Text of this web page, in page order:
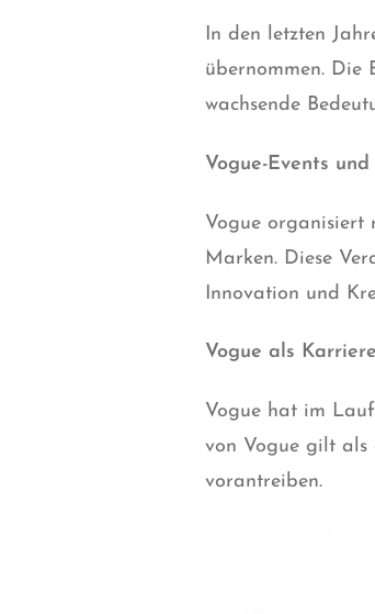
In den letzten
übernommen.
wachsende
Vogue-Events
Vogue organisiert
Marken. Diese
Innovation und
Vogue als
Vogue hat im
von Vogue gilt als
vorantreiben.